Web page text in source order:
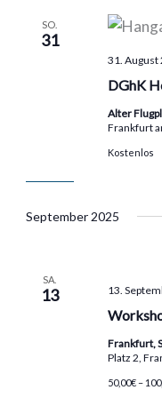
SO.
31
DGhK
31. August
Alter
Frankfurt
Kostenlos
September 2025
SA.
13 13.
Frankfurt,
Platz 2,
50,00€ –